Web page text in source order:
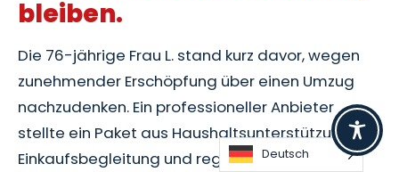
bleiben.
Die 76-jährige Frau L. stand kurz davor, wegen
zunehmender Erschöpfung über einen Umzug
nachzudenken. Ein professioneller Anbieter
stellte ein Paket aus Haushaltsunterstützung,
Einkaufsbegleitung und regelmäßigen
Deutsch